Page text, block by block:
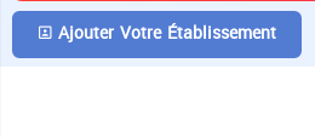
Ajouter Votre Établissement